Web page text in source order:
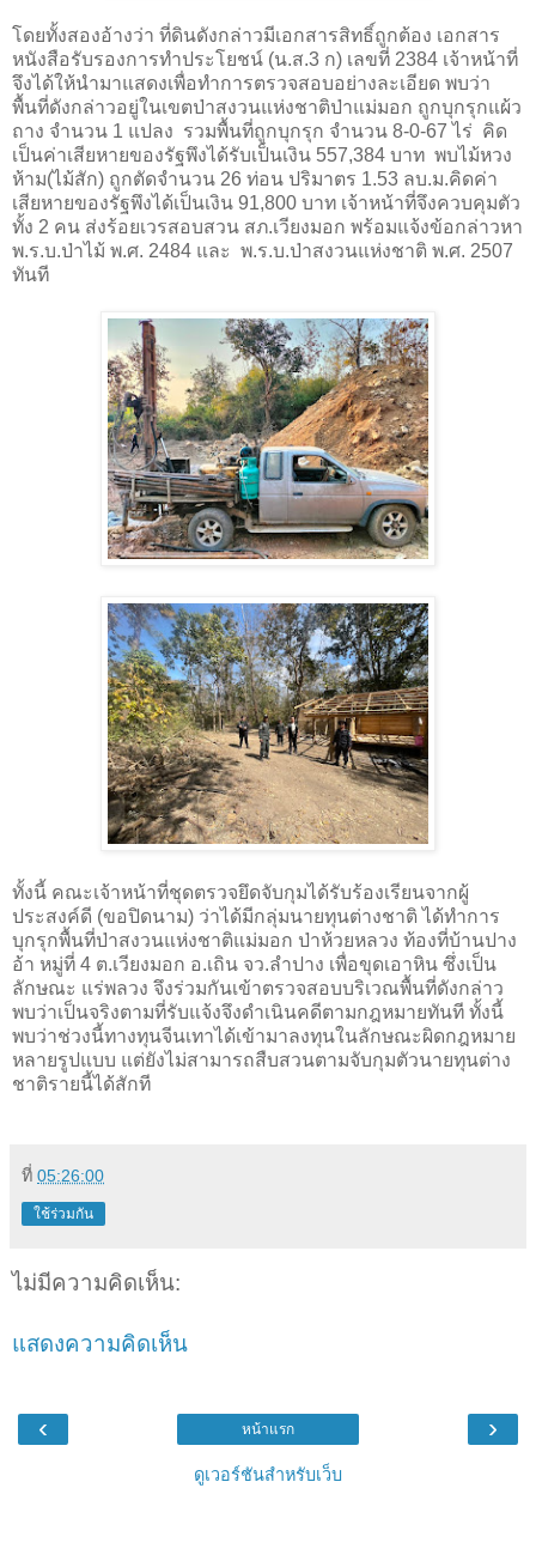
โดยทั้งสองอ้างว่า ที่ดินดังกล่าวมีเอกสารสิทธิ์ถูกต้อง เอกสาร
หนังสือรับรองการทำประโยชน์ (น.ส.3 ก) เลขที่ 2384 เจ้าหน้าที่
จึงได้ให้นำมาแสดงเพื่อทำการตรวจสอบอย่างละเอียด พบว่า
พื้นที่ดังกล่าวอยู่ในเขตป่าสงวนแห่งชาติป่าแม่มอก ถูกบุกรุกแผ้ว
ถาง จำนวน 1 แปลง รวมพื้นที่ถูกบุกรุก จำนวน 8-0-67 ไร่ คิด
เป็นค่าเสียหายของรัฐพึงได้รับเป็นเงิน 557,384 บาท พบไม้หวง
ห้าม(ไม้สัก) ถูกตัดจำนวน 26 ท่อน ปริมาตร 1.53 ลบ.ม.คิดค่า
เสียหายของรัฐพึงได้เป็นเงิน 91,800 บาท เจ้าหน้าที่จึงควบคุมตัว
ทั้ง 2 คน ส่งร้อยเวรสอบสวน สภ.เวียงมอก พร้อมแจ้งข้อกล่าวหา
พ.ร.บ.ป่าไม้ พ.ศ. 2484 และ พ.ร.บ.ป่าสงวนแห่งชาติ พ.ศ. 2507
ทันที
ทั้งนี้ คณะเจ้าหน้าที่ชุดตรวจยึดจับกุมได้รับร้องเรียนจากผู้
ประสงค์ดี (ขอปิดนาม) ว่าได้มีกลุ่มนายทุนต่างชาติ ได้ทำการ
บุกรุกพื้นที่ป่าสงวนแห่งชาติแม่มอก ป่าห้วยหลวง ท้องที่บ้านปาง
อ้า หมู่ที่ 4 ต.เวียงมอก อ.เถิน จว.ลำปาง เพื่อขุดเอาหิน ซึ่งเป็น
ลักษณะ แร่พลวง จึงร่วมกันเข้าตรวจสอบบริเวณพื้นที่ดังกล่าว
พบว่าเป็นจริงตามที่รับแจ้งจึงดำเนินคดีตามกฎหมายทันที ทั้งนี้
พบว่าช่วงนี้ทางทุนจีนเทาได้เข้ามาลงทุนในลักษณะผิดกฎหมาย
หลายรูปแบบ แต่ยังไม่สามารถสืบสวนตามจับกุมตัวนายทุนต่าง
ชาติรายนี้ได้สักที
ที่ 05:26:00
ใช้ร่วมกัน
ไม่มีความคิดเห็น:
แสดงความคิดเห็น
‹ ›
หน้าแรก
ดูเวอร์ชันสำหรับเว็บ